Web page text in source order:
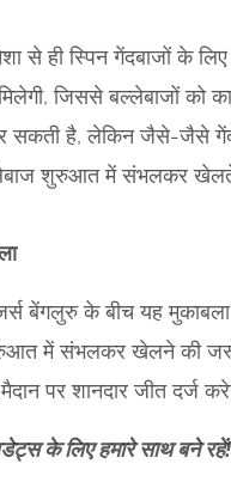
से ही स्पिन गेंदबाजों के
जिससे बल्लेबाजों को
सकती है, लेकिन जैसे-जैसे गेंद
शुरुआत में संभलकर
बेंगलुरु के बीच यह मुकाबला
में संभलकर खेलने की जरूरत
पर शानदार जीत दर्ज
के लिए हमारे साथ बने रहें!